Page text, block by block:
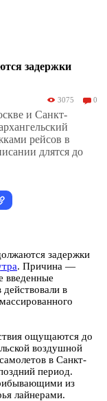
задержки
3075 0
и Санкт-
рейсов в
длятся до
задержки
. Причина —
введенные
в
ощущаются до
воздушной
в Санкт-
период.
из
лайнерами.